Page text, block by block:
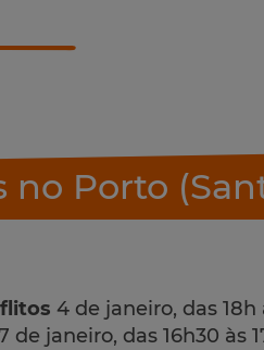
no Porto
4 de janeiro, das 18h
de janeiro, das 16h30 às